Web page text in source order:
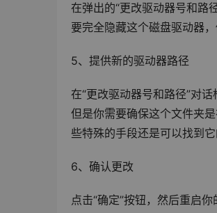
在弹出的“更改驱动器号和路
要完全隐藏这个磁盘驱动器
5、提供新的驱动器路径
在“更改驱动器号和路径”对
但是你需要确保这个文件夹
些特殊的手段还是可以找到它
6、确认更改
点击“确定”按钮，然后重启